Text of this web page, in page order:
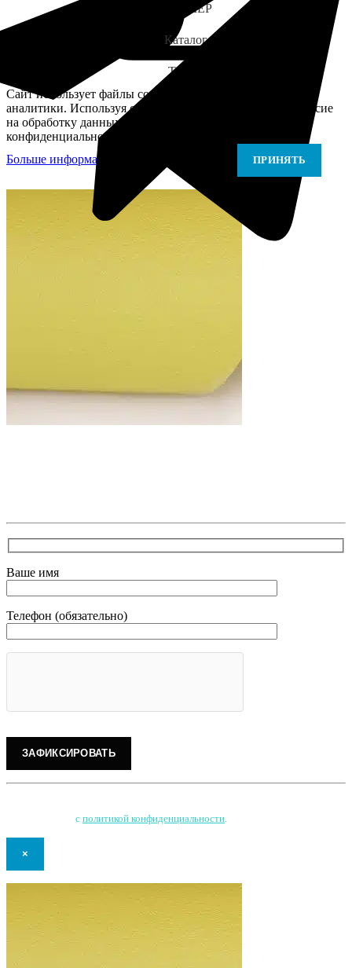
ЗАМЕР
Каталог
Telegram
Сайт использует файлы cookie для персонализации и
аналитики. Используя сайт, вы подтверждаете своё согласие
на обработку данных в соответствии с Политикой
конфиденциальности.
Больше информации
ПРИНЯТЬ
Ваше имя
Телефон (обязательно)
с политикой конфиденциальности.
×